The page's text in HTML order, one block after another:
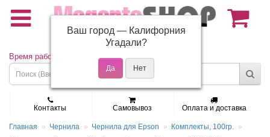
(495) 150-01-37
Время работы: Пн - Пт 9:30 - 19:00
Контакты Самовывоз Оплата и доставка
Главная Чернила Чернила для Epson Комплекты, 100гр.
Ваш город — Калифорния
Угадали?